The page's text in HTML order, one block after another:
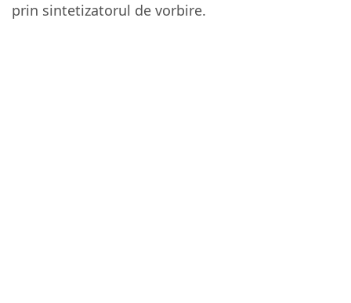
prin sintetizatorul de vorbire.